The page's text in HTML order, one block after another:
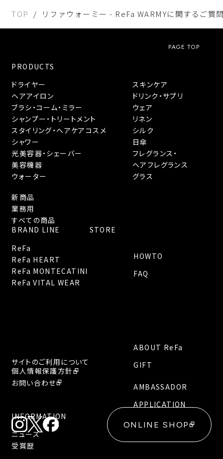
TOP リファウォーミー - ReFa WARMYに関するご質
PAGE TOP
PRODUCTS
ドライヤー
ヘアアイロン
ブラシ・コーム・ミラー
シャンプー・トリートメント
スタイリング・へアケアコスメ
シャワー
光美容器・シェーバー
美容機器
スキンケア
ドリンク・サプリ
ウェア
リネン
シルク
日傘
フレグランス・
ヘアフレグランス
ウォーター
グラス
新商品
業務用
すべての商品
HOWTO
FAQ
BRAND LINE
ReFa
ReFa HEART
ReFa MONTECATINI
ReFa VITAL WEAR
STORE
INFORMATION
ニュース
受賞歴
ABOUT ReFa
GIFT
AMBASSADOR
APPLICATION
サイトのご利用について
個人情報保護方針
お問い合わせ
ONLINE SHOP